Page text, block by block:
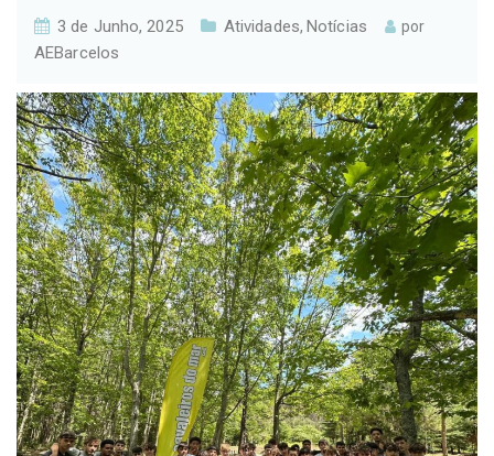
3 de Junho, 2025 Atividades, Notícias por
AEBarcelos